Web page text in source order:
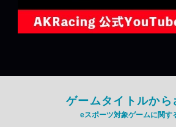
ゲームタイトルから
eスポーツ対象ゲームに関す